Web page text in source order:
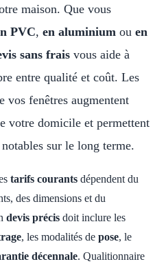
maison. Que vous
PVC, en aluminium ou en
sans frais vous aide à
entre qualité et coût. Les
vos fenêtres augmentent
votre domicile et permettent
notables sur le long terme.
tarifs courants dépendent du
des dimensions et du
devis précis doit inclure les
, les modalités de pose, le
décennale. Qualitionnaire